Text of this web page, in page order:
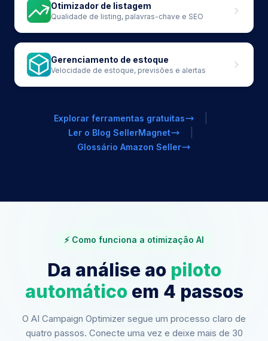
Otimizador de listagem
Qualidade de listing, palavras-chave e SEO
Gerenciamento de estoque
Velocidade de estoque, previsões e alertas
Explorar ferramentas gratuitas
Ler o Blog SellerMagnet
Glossário Amazon Seller
⚡ Como funciona a otimização AI
Da análise ao piloto
automáticoem 4 passos
O AI Campaign Optimizer segue um processo claro de
quatro passos. Conecte uma vez e deixe mais de 30